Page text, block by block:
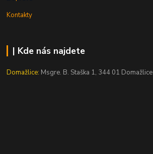
Kontakty
| Kde nás najdete
Domažlice: Msgre. B. Staška 1, 344 01 Domažlice